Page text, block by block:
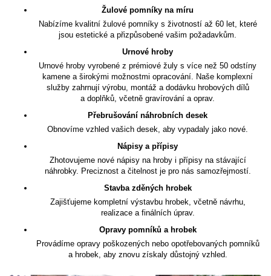
Žulové pomníky na míru
Nabízíme kvalitní žulové pomníky s životností až 60 let, které
jsou estetické a přizpůsobené vašim požadavkům.
Urnové hroby
Urnové hroby vyrobené z prémiové žuly s více než 50 odstíny
kamene a širokými možnostmi opracování. Naše komplexní
služby zahrnují výrobu, montáž a dodávku hrobových dílů
a doplňků, včetně gravírování a oprav.
Přebrušování náhrobních desek
Obnovíme vzhled vašich desek, aby vypadaly jako nové.
Nápisy a přípisy
Zhotovujeme nové nápisy na hroby i přípisy na stávající
náhrobky. Preciznost a čitelnost je pro nás samozřejmostí.
Stavba zděných hrobek
Zajišťujeme kompletní výstavbu hrobek, včetně návrhu,
realizace a finálních úprav.
Opravy pomníků a hrobek
Provádíme opravy poškozených nebo opotřebovaných pomníků
a hrobek, aby znovu získaly důstojný vzhled.